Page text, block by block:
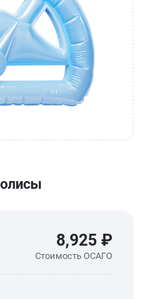
8,925 ₽
Стоимость ОСАГО